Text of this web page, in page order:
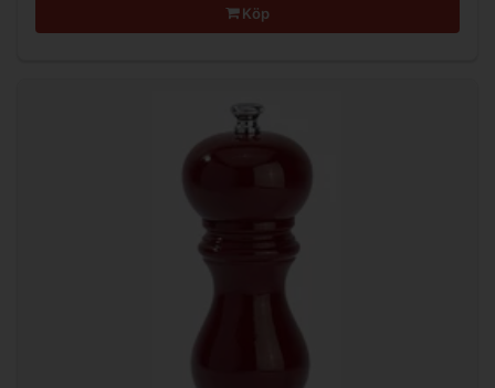
Köp